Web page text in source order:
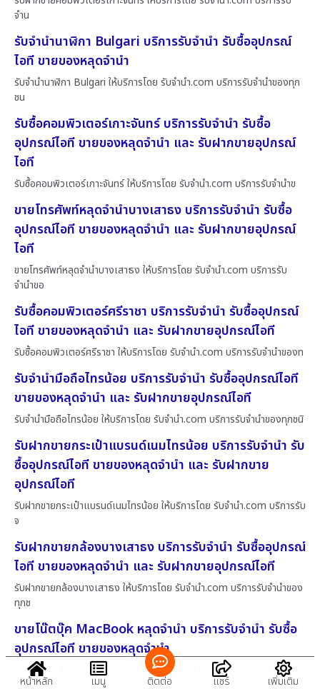
จำน
รับจำนำนาฬิกา Bulgari บริการรับจำนำ รับซื้ออุปกรณ์
ไอที ขายของหลุดจำนำ
รับจำนำนาฬิกา Bulgari ให้บริการโดย รับจํานํา.com บริการรับจำนำของทุก
ชน
รับซื้อคอมพิวเตอร์เกาะจันทร์ บริการรับจำนำ รับซื้อ
อุปกรณ์ไอที ขายของหลุดจำนำ และ รับฝากขายอุปกรณ์
ไอที
รับซื้อคอมพิวเตอร์เกาะจันทร์ ให้บริการโดย รับจํานํา.com บริการรับจำนำข
ขายโทรศัพท์หลุดจำนำบางเสาธง บริการรับจำนำ รับซื้อ
อุปกรณ์ไอที ขายของหลุดจำนำ และ รับฝากขายอุปกรณ์
ไอที
ขายโทรศัพท์หลุดจำนำบางเสาธง ให้บริการโดย รับจํานํา.com บริการรับ
จำนำขอ
รับซื้อคอมพิวเตอร์ศรีราชา บริการรับจำนำ รับซื้ออุปกรณ์
ไอที ขายของหลุดจำนำ และ รับฝากขายอุปกรณ์ไอที
รับซื้อคอมพิวเตอร์ศรีราชา ให้บริการโดย รับจํานํา.com บริการรับจำนำของท
รับจำนำมือถือไทรน้อย บริการรับจำนำ รับซื้ออุปกรณ์ไอที
ขายของหลุดจำนำ และ รับฝากขายอุปกรณ์ไอที
รับจำนำมือถือไทรน้อย ให้บริการโดย รับจํานํา.com บริการรับจำนำของทุกชนิ
รับฝากขายกระเป๋าแบรนด์เนมไทรน้อย บริการรับจำนำ รับ
ซื้ออุปกรณ์ไอที ขายของหลุดจำนำ และ รับฝากขาย
อุปกรณ์ไอที
รับฝากขายกระเป๋าแบรนด์เนมไทรน้อย ให้บริการโดย รับจํานํา.com บริการรับ
จ
รับฝากขายกล้องบางเสาธง บริการรับจำนำ รับซื้ออุปกรณ์
ไอที ขายของหลุดจำนำ และ รับฝากขายอุปกรณ์ไอที
รับฝากขายกล้องบางเสาธง ให้บริการโดย รับจํานํา.com บริการรับจำนำของ
ทุกช
ขายโน๊ตบุ๊ค MacBook หลุดจำนำ บริการรับจำนำ รับซื้อ
อุปกรณ์ไอที ขายของหลุดจำนำ
ขายโน๊ตบุ๊ค MacBook หลุดจำนำ ให้บริการโดย รับจํานํา.com บริการรับจำ
นำข
หน้าหลัก เมนู ติดต่อ แชร์ เพิ่มเติม